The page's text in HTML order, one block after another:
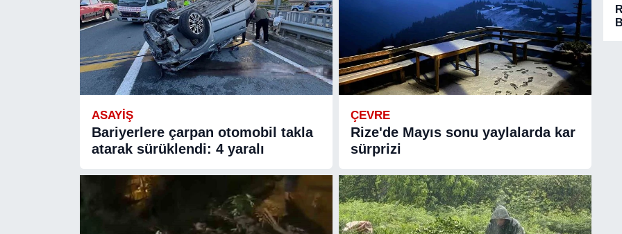
ASAYIŞ
Bariyerlere çarpan otomobil takla
atarak sürüklendi: 4 yaralı
ÇEVRE
Rize'de Mayıs sonu yaylalarda kar
sürprizi